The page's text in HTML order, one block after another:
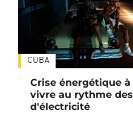
CUBA
Crise énergétique à
vivre au rythme
d'électricité